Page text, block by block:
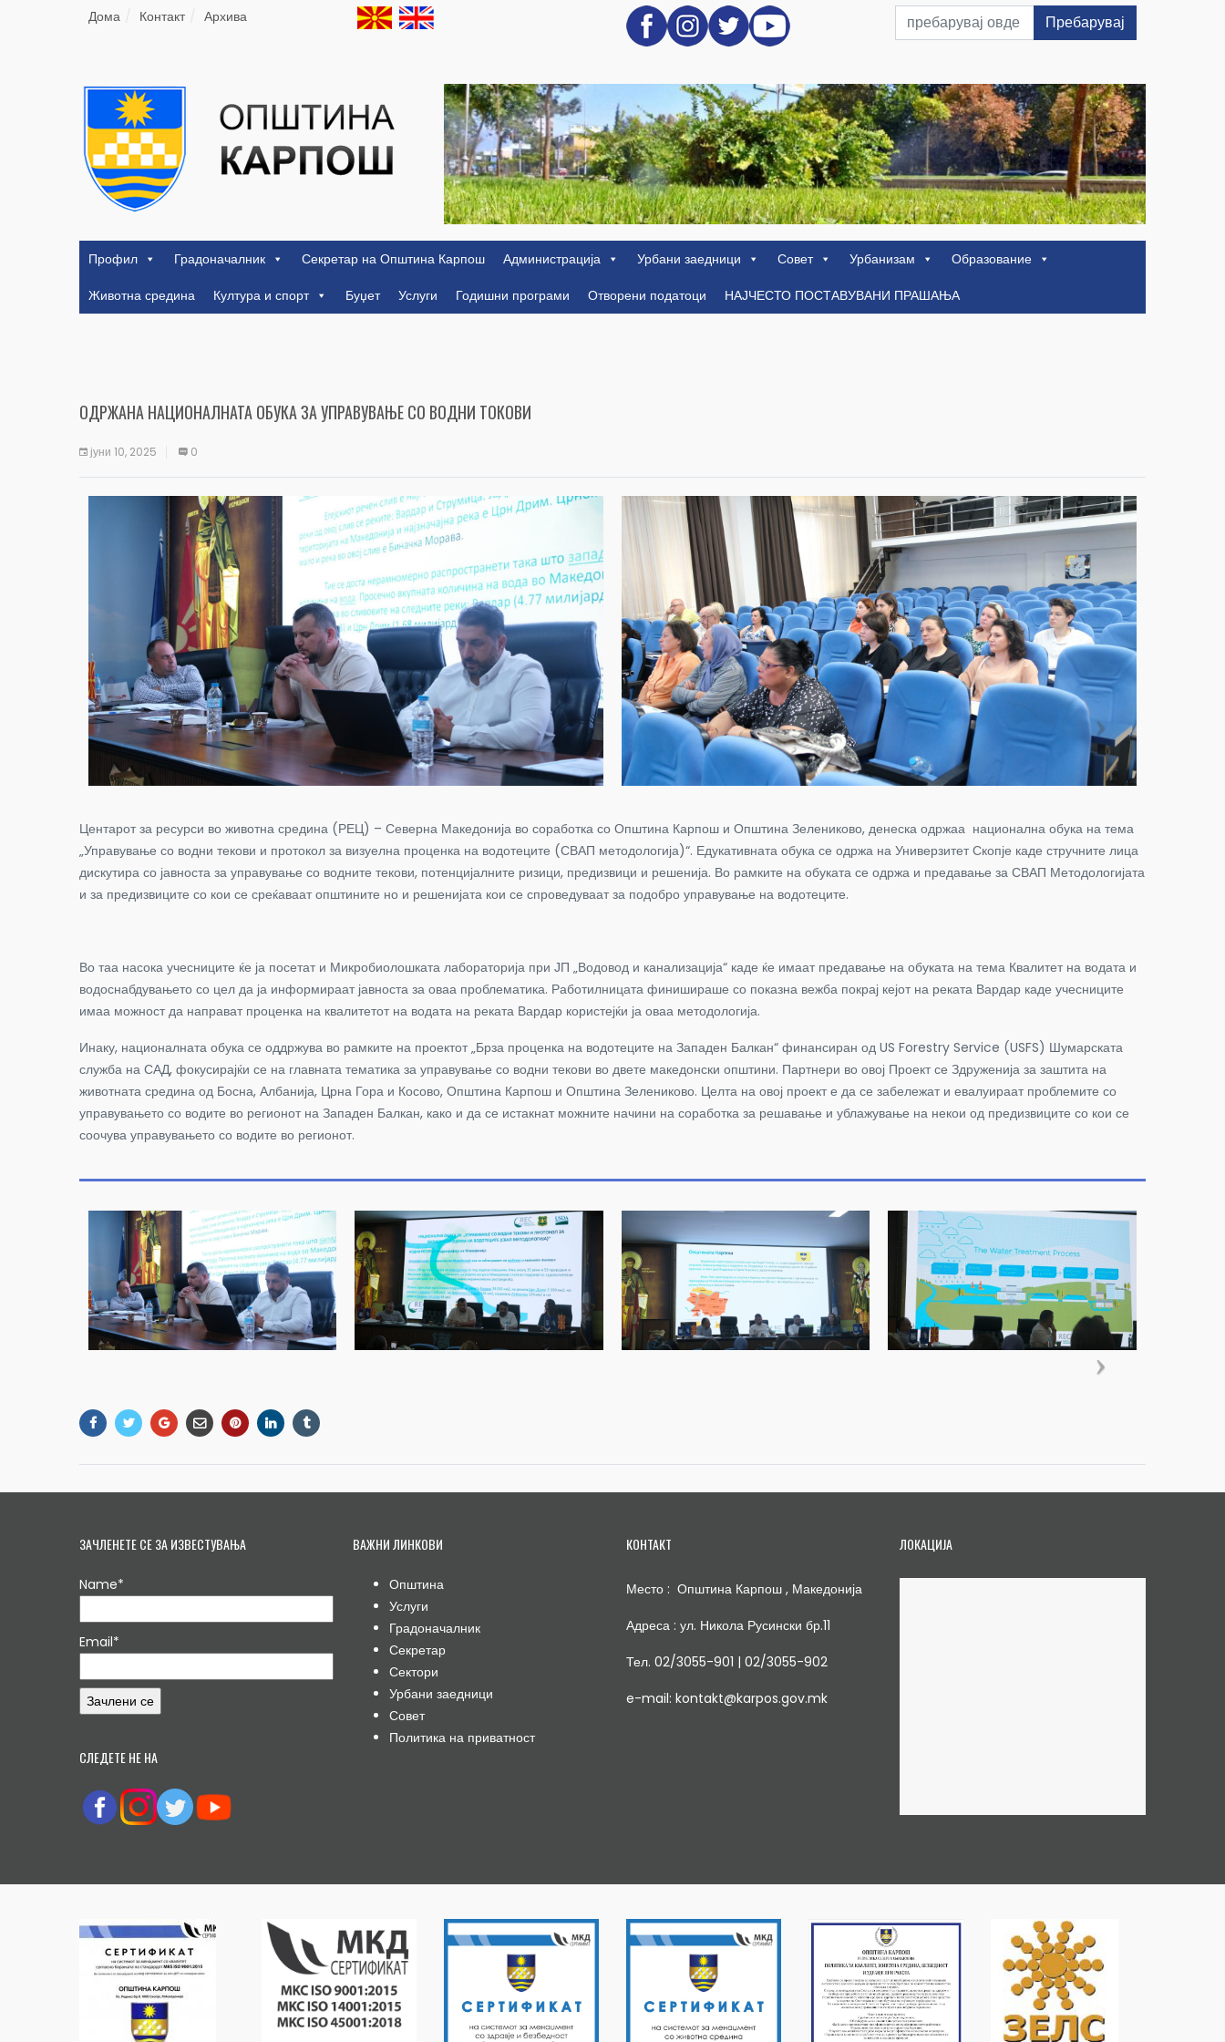
Дома Контакт Архива Пребарувај
Профил Градоначалник Секретар на Општина Карпош Администрација Урбани заедници Совет Урбанизам
Образование
Животна средина
Култура и спорт Буџет Услуги Годишни програми Отворени податоци НАЈЧЕСТО ПОСТАВУВАНИ ПРАШАЊА
ОДРЖАНА НАЦИОНАЛНАТА ОБУКА ЗА УПРАВУВАЊЕ СО ВОДНИ ТОКОВИ
јуни 10, 2025 0
Центарот за ресурси во животна средина (РЕЦ) – Северна Македонија во соработка со Општина Карпош и Општина Зелениково, денеска одржаа национална обука на тема
„Управување со водни текови и протокол за визуелна проценка на водотеците (СВАП методологија)“. Едукативната обука се одржа на Универзитет Скопје каде стручните лица
дискутира со јавноста за управување со водните текови, потенцијалните ризици, предизвици и решенија. Во рамките на обуката се одржа и предавање за СВАП Методологијата
и за предизвиците со кои се среќаваат општините но и решенијата кои се спроведуваат за подобро управување на водотеците.
Во таа насока учесниците ќе ја посетат и Микробиолошката лабораторија при ЈП „Водовод и канализација“ каде ќе имаат предавање на обуката на тема Квалитет на водата и
водоснабдувањето со цел да ја информираат јавноста за оваа проблематика. Работилницата финишираше со показна вежба покрај кејот на реката Вардар каде учесниците
имаа можност да направат проценка на квалитетот на водата на реката Вардар користејќи ја оваа методологија.
Инаку, националната обука се оддржува во рамките на проектот „Брза проценка на водотеците на Западен Балкан“ финансиран од US Forestry Service (USFS) Шумарската
служба на САД, фокусирајќи се на главната тематика за управување со водни текови во двете македонски општини. Партнери во овој Проект се Здруженија за заштита на
животната средина од Босна, Албанија, Црна Гора и Косово, Општина Карпош и Општина Зелениково. Целта на овој проект е да се забележат и евалуираат проблемите со
управувањето со водите во регионот на Западен Балкан, како и да се истакнат можните начини на соработка за решавање и ублажување на некои од предизвиците со кои се
соочува управувањето со водите во регионот.
ЗАЧЛЕНЕТЕ СЕ ЗА ИЗВЕСТУВАЊА
Name*
Email*
СЛЕДЕТЕ НЕ НА
ВАЖНИ ЛИНКОВИ
Општина
Услуги
Градоначалник
Секретар
Сектори
Урбани заедници
Совет
Политика на приватност
КОНТАКТ
Место : Општина Карпош , Македонија
Адреса : ул. Никола Русински бр.11
Тел. 02/3055-901 | 02/3055-902
e-mail: kontakt@karpos.gov.mk
ЛОКАЦИЈА